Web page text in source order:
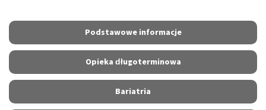
Podstawowe informacje
Opieka długoterminowa
Bariatria